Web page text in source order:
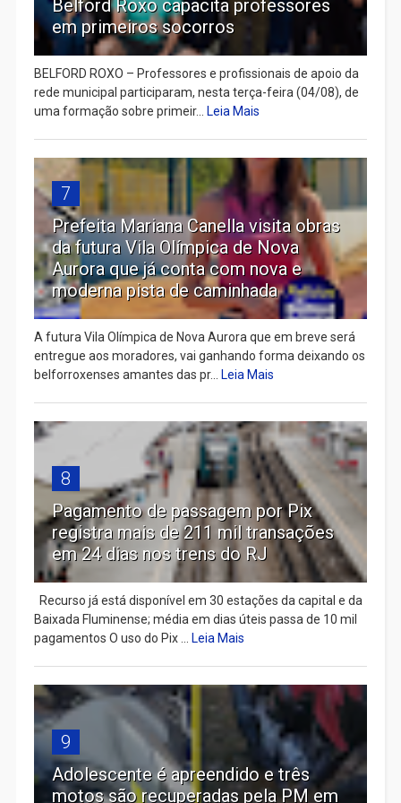
Belford Roxo capacita professores
em primeiros socorros
BELFORD ROXO – Professores e profissionais de apoio da
rede municipal participaram, nesta terça-feira (04/08), de
uma formação sobre primeir... Leia Mais
7
Prefeita Mariana Canella visita obras
da futura Vila Olímpica de Nova
Aurora que já conta com nova e
moderna pista de caminhada
A futura Vila Olímpica de Nova Aurora que em breve será
entregue aos moradores, vai ganhando forma deixando os
belforroxenses amantes das pr... Leia Mais
8
Pagamento de passagem por Pix
registra mais de 211 mil transações
em 24 dias nos trens do RJ
Recurso já está disponível em 30 estações da capital e da
Baixada Fluminense; média em dias úteis passa de 10 mil
pagamentos O uso do Pix ... Leia Mais
9
Adolescente é apreendido e três
motos são recuperadas pela PM em